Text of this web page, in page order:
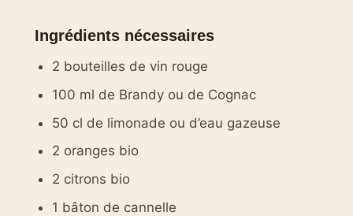
Ingrédients nécessaires
2 bouteilles de vin rouge
100 ml de Brandy ou de Cognac
50 cl de limonade ou d’eau gazeuse
2 oranges bio
2 citrons bio
1 bâton de cannelle